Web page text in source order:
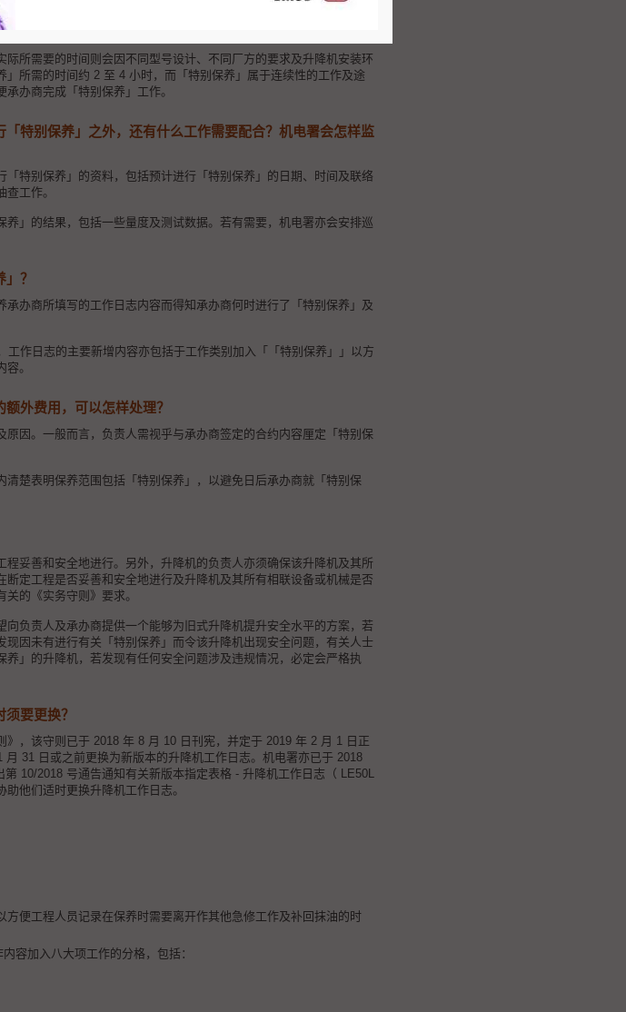
需的时间相同吗？
际所需要的时间则会因不同型号设计、不同厂方的要求及升降机安装环
所需的时间约 2 至 4 小时，而「特别保养」属于连续性的工作及途
办商完成「特别保养」工作。
特别保养」之外，还有什么工作需要配合？机电署会怎样监
特别保养」的资料，包括预计进行「特别保养」的日期、时间及联络
查工作。
」的结果，包括一些量度及测试数据。若有需要，机电署亦会安排巡
？
办商所填写的工作日志内容而得知承办商何时进行了「特别保养」及
作日志的主要新增内容亦包括于工作类别加入「「特别保养」」以方
。
外费用，可以怎样处理？
因。一般而言，负责人需视乎与承办商签定的合约内容厘定「特别保
楚表明保养范围包括「特别保养」，以避免日后承办商就「特别保
妥善和安全地进行。另外，升降机的负责人亦须确保该升降机及其所
定工程是否妥善和安全地进行及升降机及其所有相联设备或机械是否
的《实务守则》要求。
负责人及承办商提供一个能够为旧式升降机提升安全水平的方案，若
因未有进行有关「特别保养」而令该升降机出现安全问题，有关人士
」的升降机，若发现有任何安全问题涉及违规情况，必定会严格执
要更换？
》 ，该守则已于 2018 年 8 月 10 日刊宪，并定于 2019 年 2 月 1 日正
31 日或之前更换为新版本的升降机工作日志。机电署亦已于 2018
10/2018 号通告通知有关新版本指定表格 - 升降机工作日志（ LE50L
他们适时更换升降机工作日志。
便工程人员记录在保养时需要离开作其他急修工作及补回抹油的时
容加入八大项工作的分格，包括：